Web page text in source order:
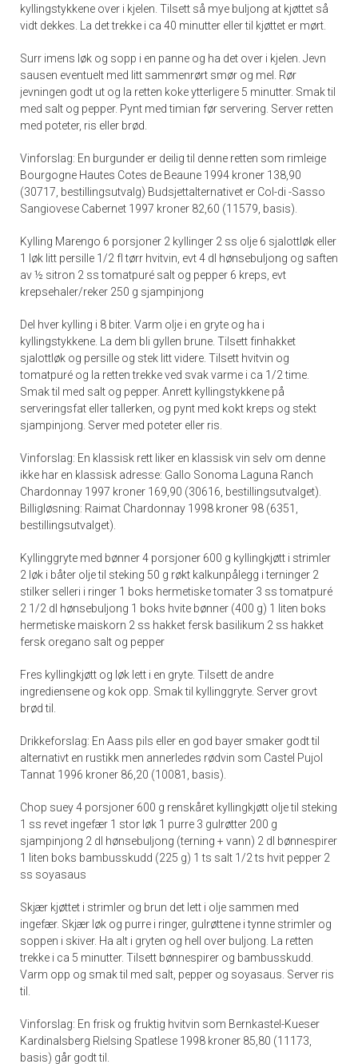
kyllingstykkene over i kjelen. Tilsett så mye buljong at kjøttet så
vidt dekkes. La det trekke i ca 40 minutter eller til kjøttet er mørt.
Surr imens løk og sopp i en panne og ha det over i kjelen. Jevn
sausen eventuelt med litt sammenrørt smør og mel. Rør
jevningen godt ut og la retten koke ytterligere 5 minutter. Smak til
med salt og pepper. Pynt med timian før servering. Server retten
med poteter, ris eller brød.
Vinforslag: En burgunder er deilig til denne retten som rimleige
Bourgogne Hautes Cotes de Beaune 1994 kroner 138,90
(30717, bestillingsutvalg) Budsjettalternativet er Col-di -Sasso
Sangiovese Cabernet 1997 kroner 82,60 (11579, basis).
Kylling Marengo 6 porsjoner 2 kyllinger 2 ss olje 6 sjalottløk eller
1 løk litt persille 1/2 fl tørr hvitvin, evt 4 dl hønsebuljong og saften
av ½ sitron 2 ss tomatpuré salt og pepper 6 kreps, evt
krepsehaler/reker 250 g sjampinjong
Del hver kylling i 8 biter. Varm olje i en gryte og ha i
kyllingstykkene. La dem bli gyllen brune. Tilsett finhakket
sjalottløk og persille og stek litt videre. Tilsett hvitvin og
tomatpuré og la retten trekke ved svak varme i ca 1/2 time.
Smak til med salt og pepper. Anrett kyllingstykkene på
serveringsfat eller tallerken, og pynt med kokt kreps og stekt
sjampinjong. Server med poteter eller ris.
Vinforslag: En klassisk rett liker en klassisk vin selv om denne
ikke har en klassisk adresse: Gallo Sonoma Laguna Ranch
Chardonnay 1997 kroner 169,90 (30616, bestillingsutvalget).
Billigløsning: Raimat Chardonnay 1998 kroner 98 (6351,
bestillingsutvalget).
Kyllinggryte med bønner 4 porsjoner 600 g kyllingkjøtt i strimler
2 løk i båter olje til steking 50 g røkt kalkunpålegg i terninger 2
stilker selleri i ringer 1 boks hermetiske tomater 3 ss tomatpuré
2 1/2 dl hønsebuljong 1 boks hvite bønner (400 g) 1 liten boks
hermetiske maiskorn 2 ss hakket fersk basilikum 2 ss hakket
fersk oregano salt og pepper
Fres kyllingkjøtt og løk lett i en gryte. Tilsett de andre
ingrediensene og kok opp. Smak til kyllinggryte. Server grovt
brød til.
Drikkeforslag: En Aass pils eller en god bayer smaker godt til
alternativt en rustikk men annerledes rødvin som Castel Pujol
Tannat 1996 kroner 86,20 (10081, basis).
Chop suey 4 porsjoner 600 g renskåret kyllingkjøtt olje til steking
1 ss revet ingefær 1 stor løk 1 purre 3 gulrøtter 200 g
sjampinjong 2 dl hønsebuljong (terning + vann) 2 dl bønnespirer
1 liten boks bambusskudd (225 g) 1 ts salt 1/2 ts hvit pepper 2
ss soyasaus
Skjær kjøttet i strimler og brun det lett i olje sammen med
ingefær. Skjær løk og purre i ringer, gulrøttene i tynne strimler og
soppen i skiver. Ha alt i gryten og hell over buljong. La retten
trekke i ca 5 minutter. Tilsett bønnespirer og bambusskudd.
Varm opp og smak til med salt, pepper og soyasaus. Server ris
til.
Vinforslag: En frisk og fruktig hvitvin som Bernkastel-Kueser
Kardinalsberg Rielsing Spatlese 1998 kroner 85,80 (11173,
basis) går godt til.